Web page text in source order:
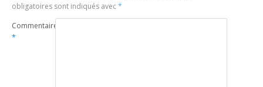
obligatoires sont indiqués avec*
Commentaire
*